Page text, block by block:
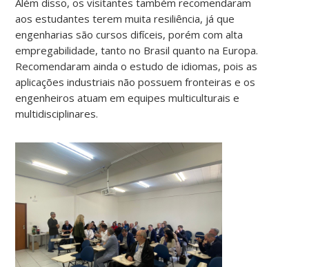
aos estudantes terem muita resiliência, já que
engenharias são cursos difíceis, porém com alta
empregabilidade, tanto no Brasil quanto na Europa.
Recomendaram ainda o estudo de idiomas, pois as
aplicações industriais não possuem fronteiras e os
engenheiros atuam em equipes multiculturais e
multidisciplinares.